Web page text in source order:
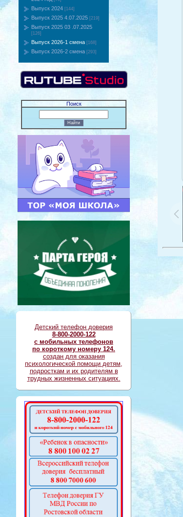
Выпуск 2024 [144]
Выпуск 2025 4.07.2025 [219]
Выпуск 2025 03 .07.2025
[126]
Выпуск 2026-1 смена [168]
Выпуск 2026-2 смена [293]
Поиск
Детский телефон доверия
8-800-2000-122
с мобильных телефонов
по короткому номеру 124.
создан для оказания
психологической помощи детям,
подросткам и их родителям в
трудных жизненных ситуациях.